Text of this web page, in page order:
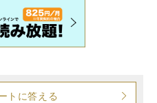
トに答える